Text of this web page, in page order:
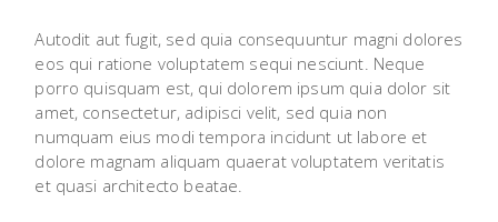
Autodit aut fugit, sed quia consequuntur magni dolores
eos qui ratione voluptatem sequi nesciunt. Neque
porro quisquam est, qui dolorem ipsum quia dolor sit
amet, consectetur, adipisci velit, sed quia non
numquam eius modi tempora incidunt ut labore et
dolore magnam aliquam quaerat voluptatem veritatis
et quasi architecto beatae.